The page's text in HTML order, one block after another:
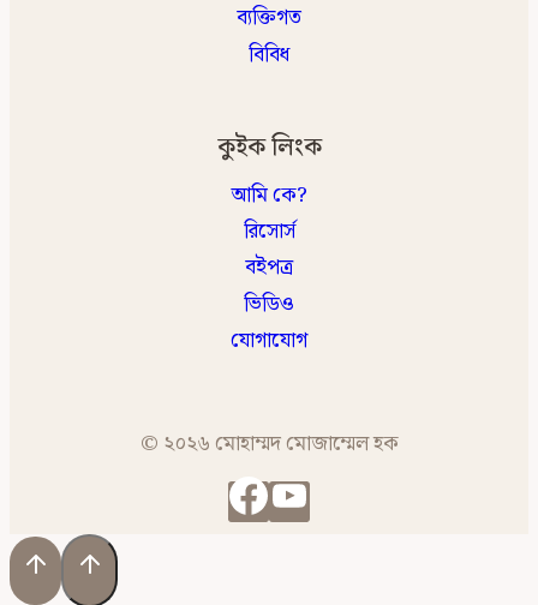
ব্যক্তিগত
বিবিধ
কুইক লিংক
আমি কে?
রিসোর্স
বইপত্র
ভিডিও
যোগাযোগ
© ২০২৬ মোহাম্মদ মোজাম্মেল হক